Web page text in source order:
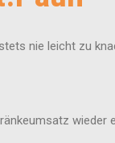
nie leicht zu
wieder